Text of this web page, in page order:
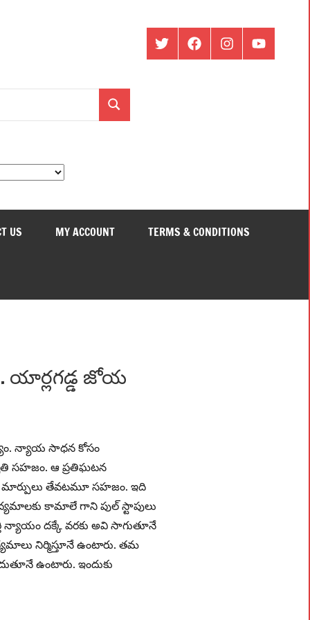
Search
ట్విట్టర్
ఫేస్
ఇంస్టాగ్రామ్యూట్యూబ్
US MY ACCOUNT TERMS & CONDITIONS
జోయ
న్యాయ సాధన కోసం
సహజం. ఆ ప్రతిఘటన
తేవటమూ సహజం. ఇది
కామాలే గాని పుల్‌ స్టాపులు
న్యాయం దక్కే వరకు అవి సాగుతూనే
నిర్మిస్తూనే ఉంటారు. తమ
ఉంటారు. ఇందుకు